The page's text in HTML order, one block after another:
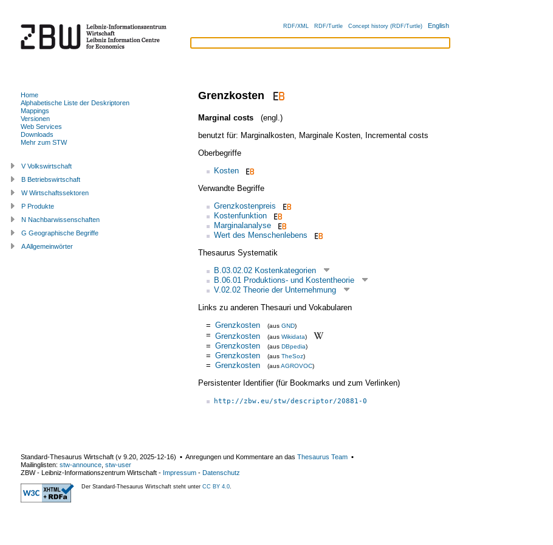
RDF/XML RDF/Turtle Concept history (RDF/Turtle) English
Grenzkosten
Marginal costs
(engl.)
benutzt für: Marginalkosten, Marginale Kosten, Incremental costs
Oberbegriffe
Kosten
Verwandte Begriffe
Grenzkostenpreis
Kostenfunktion
Marginalanalyse
Wert des Menschenlebens
Thesaurus Systematik
B.03.02.02 Kostenkategorien
B.06.01 Produktions- und Kostentheorie
V.02.02 Theorie der Unternehmung
Links zu anderen Thesauri und Vokabularen
= Grenzkosten (aus GND)
= Grenzkosten (aus Wikidata)
= Grenzkosten (aus DBpedia)
= Grenzkosten (aus TheSoz)
= Grenzkosten (ausAGROVOC)
Persistenter Identifier (für Bookmarks und zum Verlinken)
http://zbw.eu/stw/descriptor/20881-0
Home
Alphabetische Liste der Deskriptoren
Mappings
Versionen
Web Services
Downloads
Mehr zum STW
V Volkswirtschaft
B Betriebswirtschaft
W Wirtschaftssektoren
P Produkte
N Nachbarwissenschaften
G Geographische Begriffe
A Allgemeinwörter
Standard-Thesaurus Wirtschaft (v 9.20 2025-12-16) ▪ Anregungen und Kommentare an das Thesaurus Team ▪
Mailinglisten: stw-announce stw-user
ZBW - Leibniz-Informationszentrum Wirtschaft - Impressum - Datenschutz
Der Standard-Thesaurus Wirtschaft steht unter CC BY 4.0